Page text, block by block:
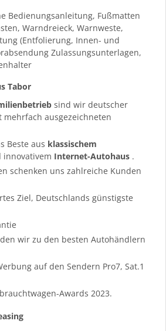
Bedienungsanleitung, Fußmatten
Warndreieck, Warnweste,
(Entfolierung, Innen- und
Zulassungsunterlagen,
Tabor
sind wir deutscher
mehrfach ausgezeichneten
Beste aus klassischem
innovativem Internet-Autohaus .
schenken uns zahlreiche Kunden
Ziel, Deutschlands günstigste
wir zu den besten Autohändlern
auf den Sendern Pro7, Sat.1
Awards 2023.